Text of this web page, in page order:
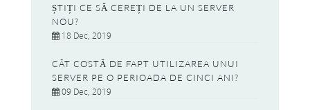
ȘTIȚI CE SĂ CEREȚI DE LA UN SERVER
NOU?
18 Dec, 2019
CÂT COSTĂ DE FAPT UTILIZAREA UNUI
SERVER PE O PERIOADA DE CINCI ANI?
09 Dec, 2019